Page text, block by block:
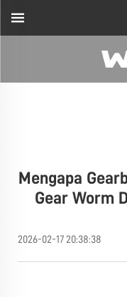
Mengapa
Gear Worm
2026-02-17 20:38:38